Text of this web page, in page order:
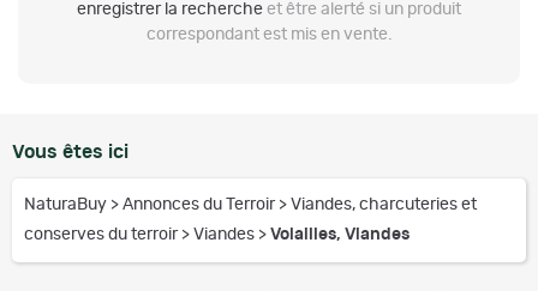
enregistrer la recherche et être alerté si un produit
correspondant est mis en vente.
Vous êtes ici
NaturaBuy > Annonces du Terroir > Viandes, charcuteries et
conserves du terroir > Viandes > Volailles, Viandes